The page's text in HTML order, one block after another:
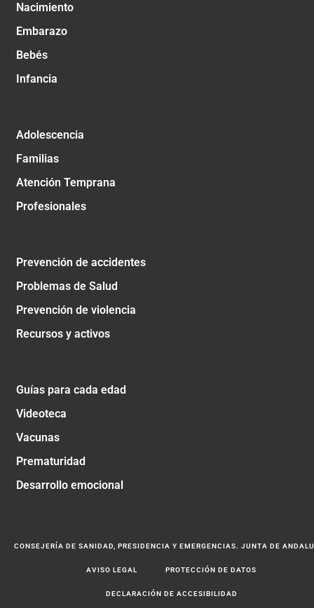
Nacimiento
Embarazo
Bebés
Infancia
Adolescencia
Familias
Atención Temprana
Profesionales
Prevención de accidentes
Problemas de Salud
Prevención de violencia
Recursos y activos
Guías para cada edad
Videoteca
Vacunas
Prematuridad
Desarrollo emocional
CONSEJERÍA DE SANIDAD, PRESIDENCIA Y EMERGENCIAS. JUNTA DE
AVISO LEGAL PROTECCIÓN DE DATOS
DECLARACIÓN DE ACCESIBILIDAD